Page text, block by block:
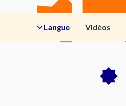
Vidéos
Langue